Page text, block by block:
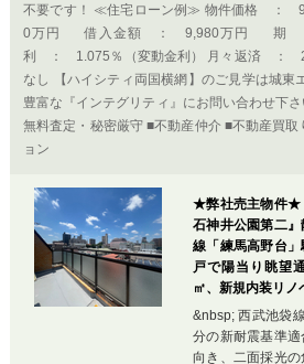
不要です！ ≪住宅ローン例≫ 物件価
0万円 借入金額 ： 9,980万
利 ： 1.075％（変動金利） 月々返済 ：
なし 【ハイシティ両国横網】のご見学は城東
豊富な『インテグリティ』にお問い合わせ下
無料査定・秘密厳守 ■不動産仲介 ■不動産買
ョン
★弊社売主物件★
石神井公園第二
線「練馬高野台
戸で陽当り眺望
㎡、新規内装リノ
&nbsp; 西武池袋
分の新耐震基準
向き、二面採光